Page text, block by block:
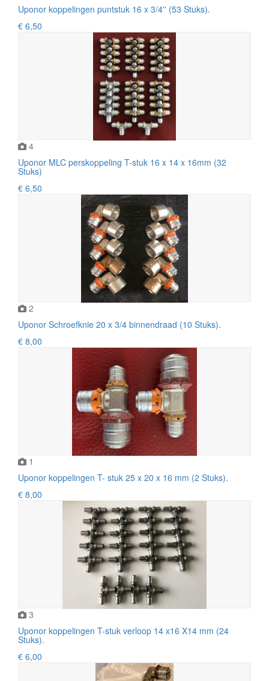
Uponor koppelingen puntstuk 16 x 3/4'' (53 Stuks).
€ 6,50
4
Uponor MLC perskoppeling T-stuk 16 x 14 x 16mm (32
Stuks)
€ 6,50
2
Uponor Schroefknie 20 x 3/4 binnendraad (10 Stuks).
€ 8,00
1
Uponor koppelingen T- stuk 25 x 20 x 16 mm (2 Stuks).
€ 8,00
3
Uponor koppelingen T-stuk verloop 14 x16 X14 mm (24
Stuks).
€ 6,00